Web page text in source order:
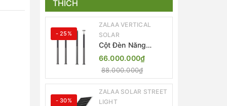
THÍCH
- 25%
ZALAA VERTICAL
SOLAR
Cột Đèn Năng
Lượng Mặt Trời Dọc
Thông Minh ZSR-
YYDS-360 | ZALAA
Jsc
66.000.000₫
88.000.000₫
- 30%
ZALAA SOLAR STREET
LIGHT